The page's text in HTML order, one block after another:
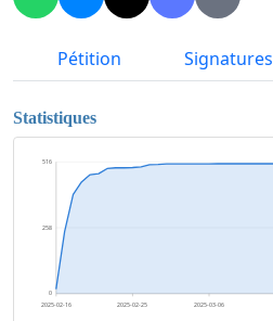
Pétition Signatures
Statistiques
0
258
516
2025-02-16 2025-02-25 2025-03-06